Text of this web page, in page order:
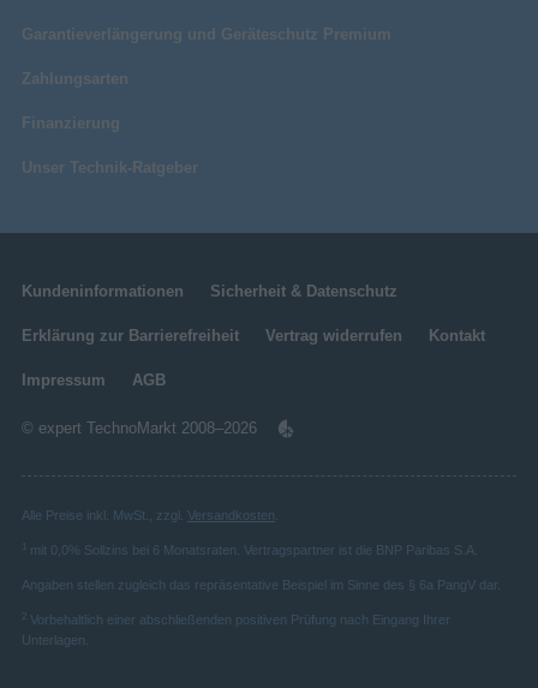
Garantieverlängerung und Geräteschutz Premium
Zahlungsarten
Finanzierung
Unser Technik-Ratgeber
Kundeninformationen Sicherheit & Datenschutz
Erklärung zur Barrierefreiheit Vertrag widerrufen Kontakt
Impressum AGB
© expert TechnoMarkt 2008–2026
Alle Preise inkl. MwSt., zzgl. Versandkosten
mit 0,0% Sollzins bei 6 Monatsraten. Vertragspartner ist die BNP Paribas S.A.
Angaben stellen zugleich das repräsentative Beispiel im Sinne des § 6a PangV dar.
2 Vorbehaltlich einer abschließenden positiven Prüfung nach Eingang Ihrer
Unterlagen.